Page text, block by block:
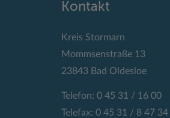
Kontakt
Kreis Stormarn
Mommsenstraße 13
23843 Bad Oldesloe
Telefon: 0 45 31 / 16 00
Telefax: 0 45 31 / 8 47 34